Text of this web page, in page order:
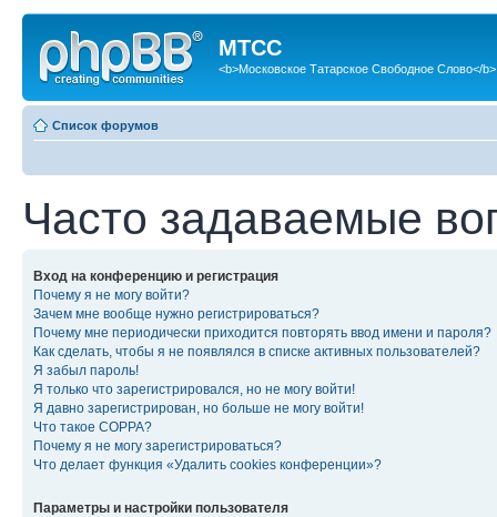
МТСС
<b>Московское Татарское Свободное Слово</b>
Список форумов
Часто задаваемые
Вход на конференцию и регистрация
Почему я не могу войти?
Зачем мне вообще нужно регистрироваться?
Почему мне периодически приходится повторять ввод имени и пароля?
Как сделать, чтобы я не появлялся в списке активных пользователей?
Я забыл пароль!
Я только что зарегистрировался, но не могу войти!
Я давно зарегистрирован, но больше не могу войти!
Что такое COPPA?
Почему я не могу зарегистрироваться?
Что делает функция «Удалить cookies конференции»?
Параметры и настройки пользователя